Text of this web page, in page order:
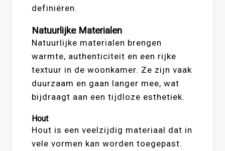
definiëren.
Natuurlijke Materialen
Natuurlijke materialen brengen
warmte, authenticiteit en een rijke
textuur in de woonkamer. Ze zijn vaak
duurzaam en gaan langer mee, wat
bijdraagt aan een tijdloze esthetiek.
Hout
Hout is een veelzijdig materiaal dat in
vele vormen kan worden toegepast.